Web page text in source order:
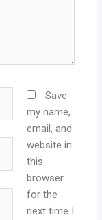
Save
my name,
email, and
website in
this
browser
for the
next time I